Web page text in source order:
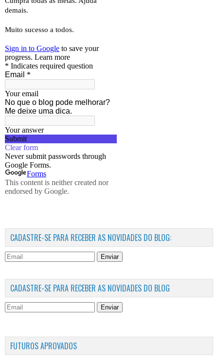
CADASTRE-SE PARA RECEBER AS NOVIDADES DO BLOG:
Enviar
CADASTRE-SE PARA RECEBER AS NOVIDADES DO BLOG
Enviar
FUTUROS APROVADOS